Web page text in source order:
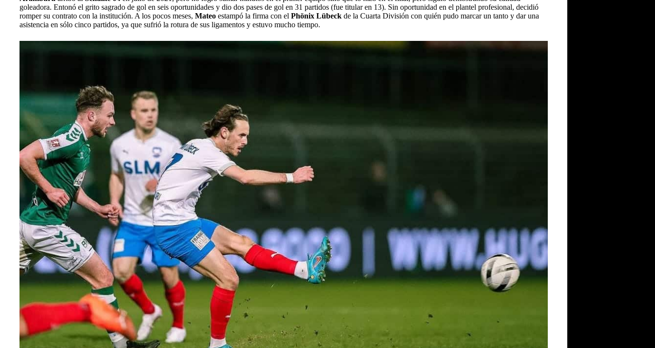
goleadora. Entonó el grito sagrado de gol en seis oportunidades y dio dos pases de gol en 31 partidos (fue titular en 13). Sin oportunidad en el plantel profesional, decidió
romper su contrato con la institución. A los pocos meses, Mateo estampó la firma con el Phönix Lübeck de la Cuarta División con quién pudo marcar un tanto y dar una
asistencia en sólo cinco partidos, ya que sufrió la rotura de sus ligamentos y estuvo mucho tiempo.